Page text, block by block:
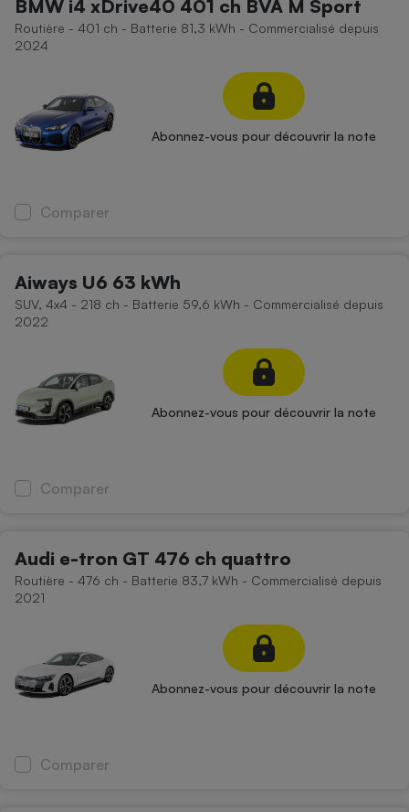
BMW i4 xDrive40 401 ch BVA M Sport
Routière - 401 ch - Batterie 81,3 kWh - Commercialisé depuis
2024
Abonnez-vous pour découvrir la note
Comparer
Aiways U6 63 kWh
SUV, 4x4 - 218 ch - Batterie 59,6 kWh - Commercialisé depuis
2022
Abonnez-vous pour découvrir la note
Comparer
Audi e-tron GT 476 ch quattro
Routière - 476 ch - Batterie 83,7 kWh - Commercialisé depuis
2021
Abonnez-vous pour découvrir la note
Comparer